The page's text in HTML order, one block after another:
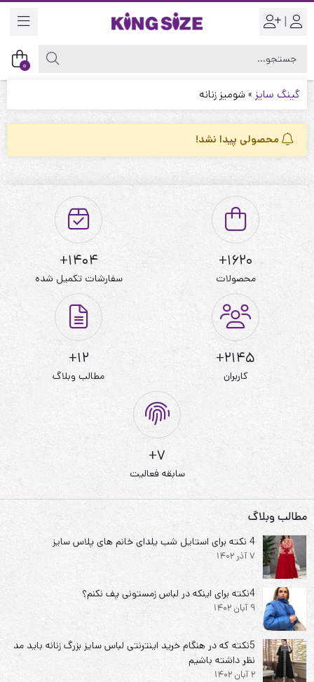
|
0
گینگ سایز »شومیز زنانه
محصولی پیدا نشد!
1620+
محصولات
1404+
سفارشات تکمیل شده
2145+
کاربران
12+
مطالب وبلاگ
7+
سابقه فعالیت
مطالب وبلاگ
4 نکته برای استایل شب یلدای خانم های پلاس سایز
7 آذر 1402
4نکته برای اینکه در لباس زمستونی پف نکنم؟
9 آبان 1402
5نکته که در هنگام خرید اینترنتی لباس سایز بزرگ زنانه باید مد
نظر داشته باشیم
2 آبان 1402